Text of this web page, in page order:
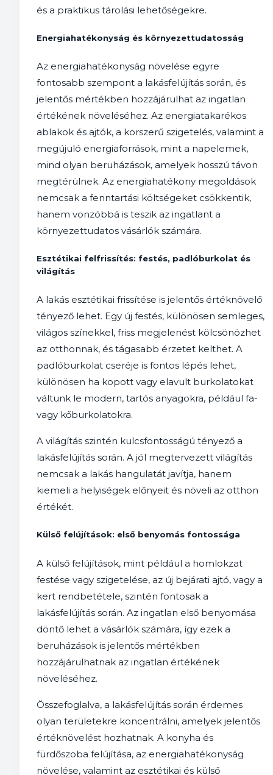
és a praktikus tárolási lehetőségekre.
Energiahatékonyság és környezettudatosság
Az energiahatékonyság növelése egyre
fontosabb szempont a lakásfelújítás során, és
jelentős mértékben hozzájárulhat az ingatlan
értékének növeléséhez. Az energiatakarékos
ablakok és ajtók, a korszerű szigetelés, valamint a
megújuló energiaforrások, mint a napelemek,
mind olyan beruházások, amelyek hosszú távon
megtérülnek. Az energiahatékony megoldások
nemcsak a fenntartási költségeket csökkentik,
hanem vonzóbbá is teszik az ingatlant a
környezettudatos vásárlók számára.
Esztétikai felfrissítés: festés, padlóburkolat és
világítás
A lakás esztétikai frissítése is jelentős értéknövelő
tényező lehet. Egy új festés, különösen semleges,
világos színekkel, friss megjelenést kölcsönözhet
az otthonnak, és tágasabb érzetet kelthet. A
padlóburkolat cseréje is fontos lépés lehet,
különösen ha kopott vagy elavult burkolatokat
váltunk le modern, tartós anyagokra, például fa-
vagy kőburkolatokra.
A világítás szintén kulcsfontosságú tényező a
lakásfelújítás során. A jól megtervezett világítás
nemcsak a lakás hangulatát javítja, hanem
kiemeli a helyiségek előnyeit és növeli az otthon
értékét.
Külső felújítások: első benyomás fontossága
A külső felújítások, mint például a homlokzat
festése vagy szigetelése, az új bejárati ajtó, vagy a
kert rendbetétele, szintén fontosak a
lakásfelújítás során. Az ingatlan első benyomása
döntő lehet a vásárlók számára, így ezek a
beruházások is jelentős mértékben
hozzájárulhatnak az ingatlan értékének
növeléséhez.
Összefoglalva, a lakásfelújítás során érdemes
olyan területekre koncentrálni, amelyek jelentős
értéknövelést hozhatnak. A konyha és
fürdőszoba felújítása, az energiahatékonyság
növelése, valamint az esztétikai és külső